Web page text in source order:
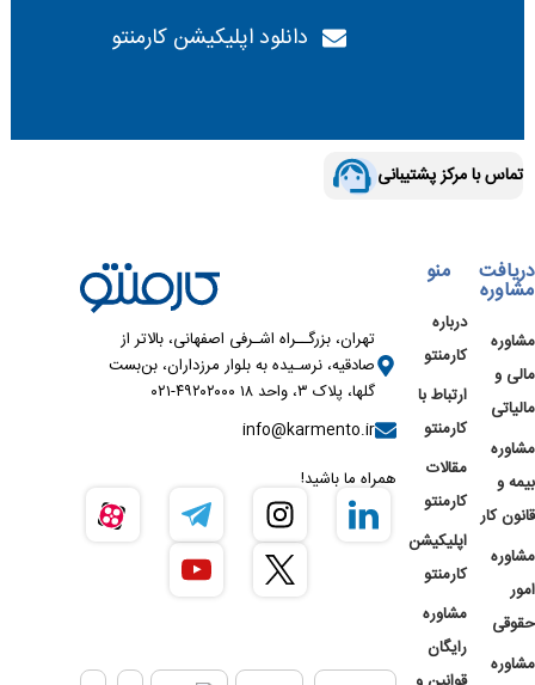
دانلود اپلیکیشن کارمنتو
تماس با مرکز پشتیبانی
دریافت
مشاوره
مشاوره
مالی و
مالیاتی
مشاوره
بیمه و
قانون کار
مشاوره
امور
حقوقی
مشاوره
منو
درباره
کارمنتو
ارتباط با
کارمنتو
مقالات
کارمنتو
اپلیکیشن
کارمنتو
مشاوره
رایگان
تهران، بزرگــراه اشـرفی اصفهانی، بالاتر از
صادقیه، نرسـیده به بلوار مرزداران، بن‌بست
گلها، پلاک ۳، واحد ۱۸ ۴۹۲۰۲۰۰۰-۰۲۱
info@karmento.ir
همراه ما باشید!